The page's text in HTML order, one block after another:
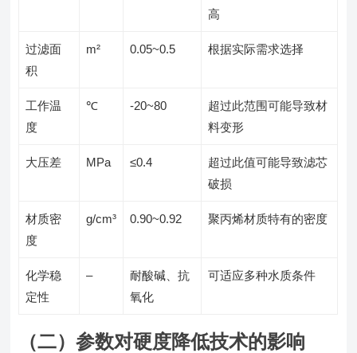
高
过滤面
积
m² 0.05~0.5 根据实际需求选择
工作温
度
℃ -20~80
超过此范围可能导致材
料变形
大压差 MPa ≤0.4
超过此值可能导致滤芯
破损
材质密
度
g/cm³ 0.90~0.92 聚丙烯材质特有的密度
化学稳
定性
–
耐酸碱、抗
氧化
可适应多种水质条件
（二）参数对硬度降低技术的影响